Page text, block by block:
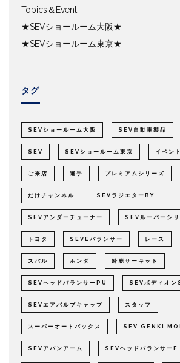
Topics＆Event
★SEVショールーム大阪★
★SEVショールーム東京★
タグ
SEVショールーム大阪 SEV自動車製品
SEV SEVショールーム東京 イベン
ご来店 選手 プレミアムシリーズ
だけチャンネル SEVラジエターBY
SEVアンダーチューナー SEVルーパーシ
トヨタ SEVEバランサー レース
スバル ホンダ 鈴鹿サーキット
SEVヘッドバランサーPU SEVボディオン
SEVエアバルブキャップ スタッフ
スーパーオートバックス SEV GENKI
SEVアバンアーム SEVヘッドバランサーF